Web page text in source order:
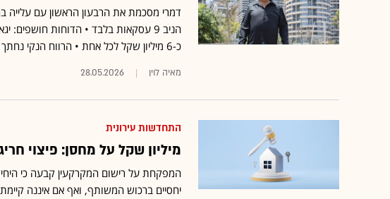
כ-6 מיליון שקל לכל אחת • הרווח הנקי נחתך ב-63% בשל רווח הון חד-פעמי אשתקד
מאיה לוין 28.05.2026
התחדשות עירונית
מיליון שקל על מחסן: פיצוי
המפקחת על רישום המקרקעין קבעה כי
יחסיים ברכוש המשותף, ואף אם איננה